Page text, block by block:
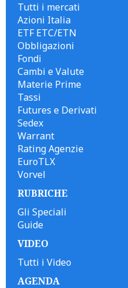
Tutti i mercati
Azioni Italia
ETF ETC/ETN
Obbligazioni
Fondi
Cambi e Valute
Materie Prime
Tassi
Futures e Derivati
Sedex
Warrant
Rating Agenzie
EuroTLX
Vorvel
RUBRICHE
Gli Speciali
Guide
VIDEO
Tutti i Video
AGENDA